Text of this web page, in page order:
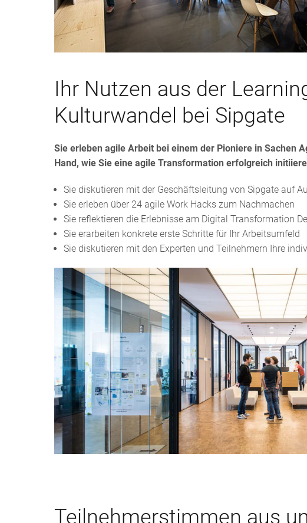
Ihr Nutzen aus der
Kulturwandel bei Sipgate
Sie erleben agile Arbeit bei einem der Pioniere in Sachen
Hand, wie Sie eine agile Transformation erfolgreich
Sie diskutieren mit der Geschäftsleitung von Sipgate auf
Sie erleben über 24 agile Work Hacks zum Nachmachen
Sie reflektieren die Erlebnisse am Digital Transformation
Sie erarbeiten konkrete erste Schritte für Ihr Arbeitsumfeld
Sie diskutieren mit den Experten und Teilnehmern Ihre
Teilnehmerstimmen aus